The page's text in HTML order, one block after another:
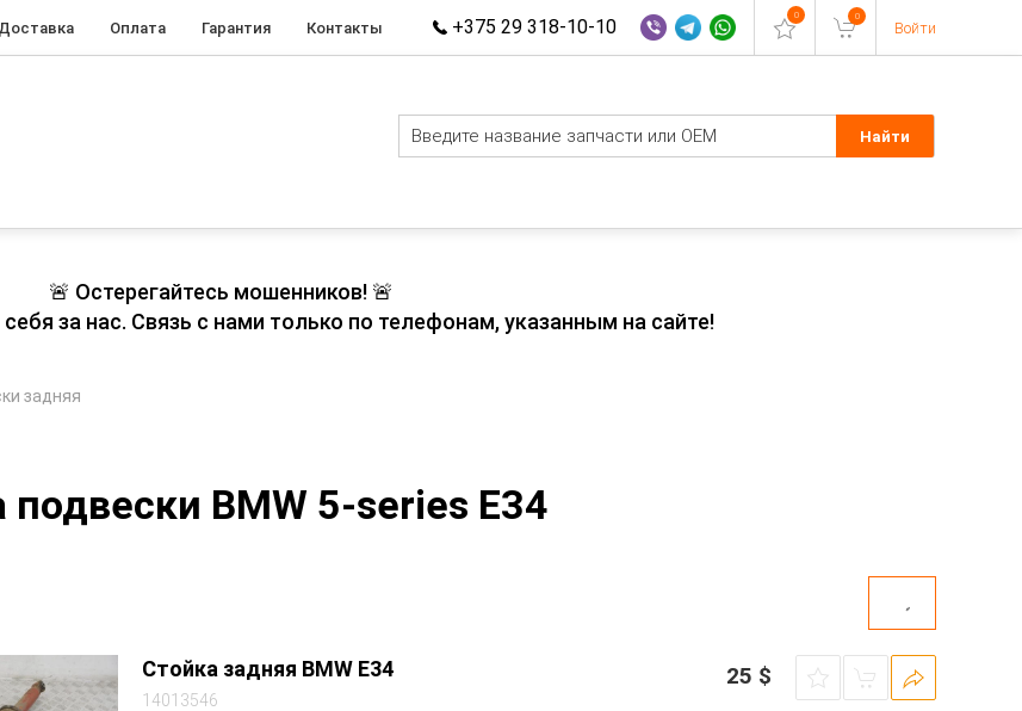
Доставка Оплата Гарантия Контакты +375 29 318-10-10 0 0
Войти
🚨 Остерегайтесь мошенников! 🚨
за нас. Связь с нами только по телефонам, указанным на сайте!
задняя
подвески BMW 5-series E34
Стойка задняя BMW E34
14013546
25 $